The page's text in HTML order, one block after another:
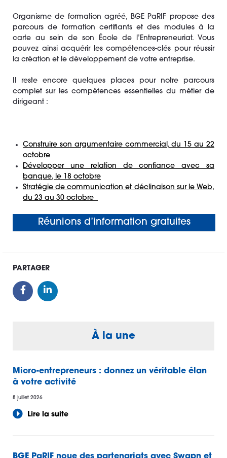
Organisme de formation agréé, BGE PaRIF propose des
parcours de formation certifiants et des modules à la
carte au sein de son École de l’Entrepreneuriat. Vous
pouvez ainsi acquérir les compétences-clés pour réussir
la création et le développement de votre entreprise.
Il reste encore quelques places pour notre parcours
complet sur les compétences essentielles du métier de
dirigeant :
Construire son argumentaire commercial, du 15 au 22
octobre
Développer une relation de confiance avec sa
banque, le 18 octobre
Stratégie de communication et déclinaison sur le Web,
du 23 au 30 octobre
Réunions d’information gratuites
PARTAGER
À la une
Micro-entrepreneurs : donnez un véritable élan
à votre activité
8 juillet 2026
Lire la suite
BGE PaRIF noue des partenariats avec Swapn et